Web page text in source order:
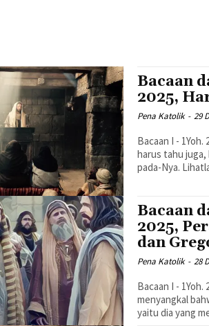
Bacaan
2025,
Pena Katolik - 29
Bacaan I - 1Yoh. 2:29-3:6 Jikalau kamu tahu,
harus tahu
pada-Nya.
Bacaan
2025,
dan
Pena Katolik - 28
Bacaan I - 1Yoh. 2:22-28 Siapakah pendusta
menyangkal
yaitu dia yang